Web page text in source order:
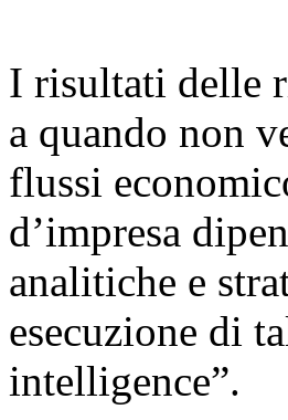
I risultati delle
a quando non
flussi
d’impresa
analitiche e
esecuzione di
intelligence”.